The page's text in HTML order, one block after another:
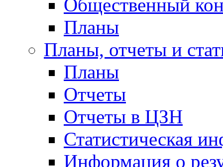
Общественный
Планы
Планы, отчеты и
Планы
Отчеты
Отчеты в ЦЗН
Статистическая
Информация о